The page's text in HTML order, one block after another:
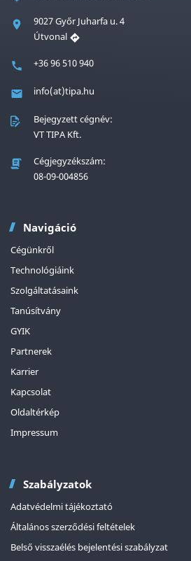
9027 Győr Juharfa u. 4
Útvonal
+36 96 510 940
info(at)tipa.hu
Bejegyzett cégnév:
VT TIPA Kft.
Cégjegyzékszám:
08-09-004856
Navigáció
Cégünkről
Technológiáink
Szolgáltatásaink
Tanúsítvány
GYIK
Partnerek
Karrier
Kapcsolat
Oldaltérkép
Impressum
Szabályzatok
Adatvédelmi tájékoztató
Általános szerződési feltételek
Belső visszaélés bejelentési szabályzat